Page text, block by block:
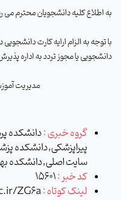
به اطلاع کلیه دانشجویان محترم می
با توجه به الزام ارایه کارت
دانشجویی یامجوز ترددبه اداره
مدیریت
گروه خبری :دانشکده
پیراپزشکی,دانشکده
سایت اصلی,دانشکده
کد خبر :15601
لینک کوتاه :ZG6a